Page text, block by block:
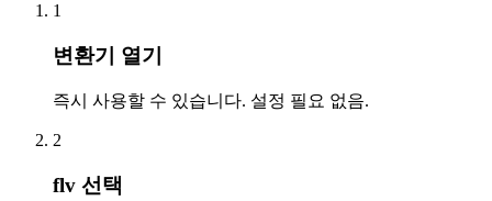
1
변환기 열기
즉시 사용할 수 있습니다. 설정 필요 없음.
2
flv 선택